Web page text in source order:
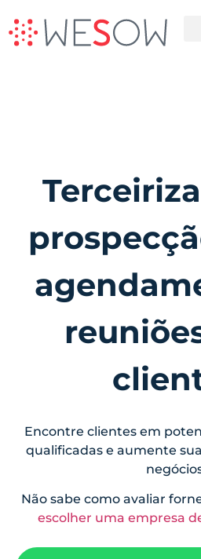
Encontre clientes em
qualificadas e aumente
Não sabe como avaliar
escolher uma empresa